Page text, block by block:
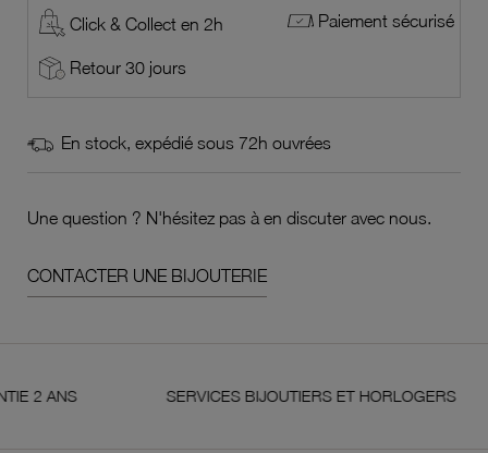
Click & Collect en 2h Paiement sécurisé
Retour 30 jours
En stock, expédié sous 72h ouvrées
Une question ? N'hésitez pas à en discuter avec nous.
CONTACTER UNE BIJOUTERIE
SERVICES BIJOUTIERS ET HORLOGERS